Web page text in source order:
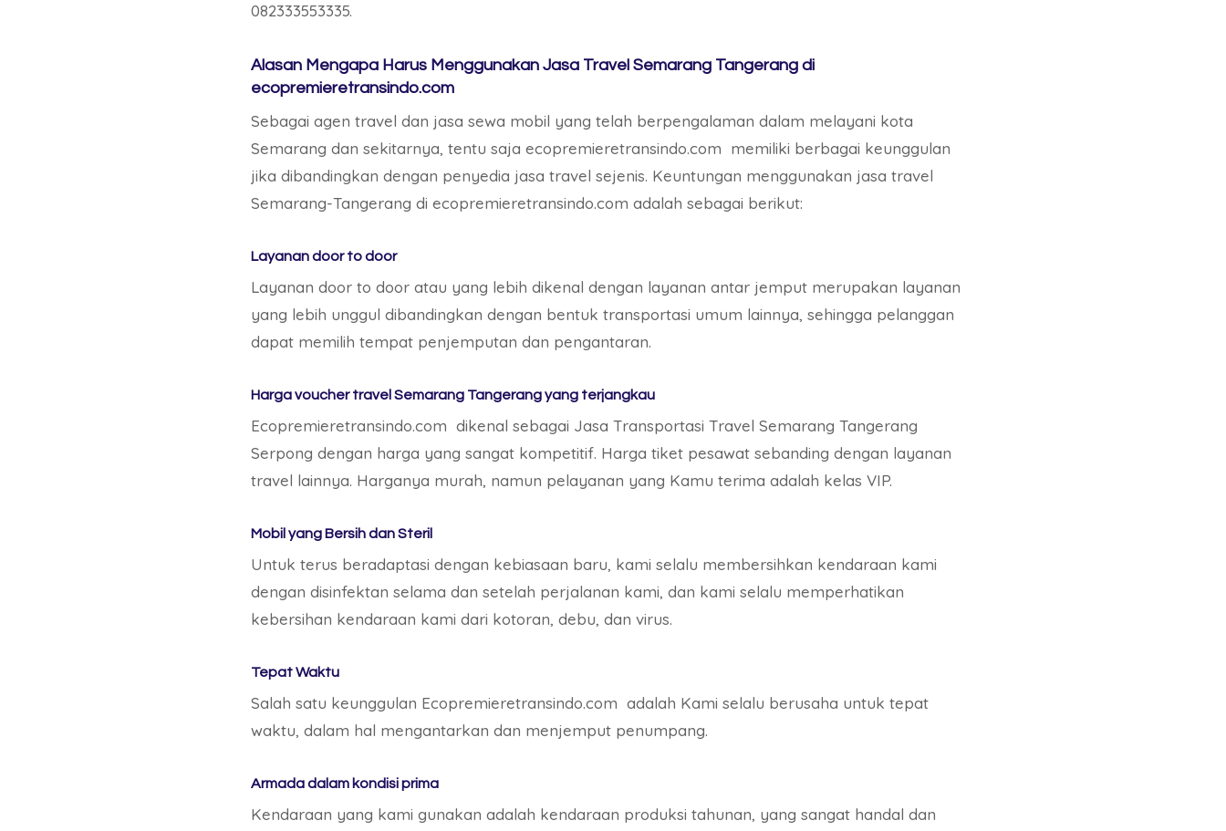
082333553335.
Alasan Mengapa Harus Menggunakan Jasa Travel Semarang Tangerang di
ecopremieretransindo.com
Sebagai agen travel dan jasa sewa mobil yang telah berpengalaman dalam melayani kota
Semarang dan sekitarnya, tentu saja ecopremieretransindo.com memiliki berbagai keunggulan
jika dibandingkan dengan penyedia jasa travel sejenis. Keuntungan menggunakan jasa travel
Semarang-Tangerang di ecopremieretransindo.com adalah sebagai berikut:
Layanan door to door
Layanan door to door atau yang lebih dikenal dengan layanan antar jemput merupakan layanan
yang lebih unggul dibandingkan dengan bentuk transportasi umum lainnya, sehingga pelanggan
dapat memilih tempat penjemputan dan pengantaran.
Harga voucher travel Semarang Tangerang yang terjangkau
Ecopremieretransindo.com dikenal sebagai Jasa Transportasi Travel Semarang Tangerang
Serpong dengan harga yang sangat kompetitif. Harga tiket pesawat sebanding dengan layanan
travel lainnya. Harganya murah, namun pelayanan yang Kamu terima adalah kelas VIP.
Mobil yang Bersih dan Steril
Untuk terus beradaptasi dengan kebiasaan baru, kami selalu membersihkan kendaraan kami
dengan disinfektan selama dan setelah perjalanan kami, dan kami selalu memperhatikan
kebersihan kendaraan kami dari kotoran, debu, dan virus.
Tepat Waktu
Salah satu keunggulan Ecopremieretransindo.com adalah Kami selalu berusaha untuk tepat
waktu, dalam hal mengantarkan dan menjemput penumpang.
Armada dalam kondisi prima
Kendaraan yang kami gunakan adalah kendaraan produksi tahunan, yang sangat handal dan